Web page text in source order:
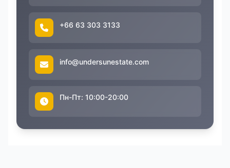
+66 63 303 3133
info@undersunestate.com
Пн-Пт: 10:00-20:00